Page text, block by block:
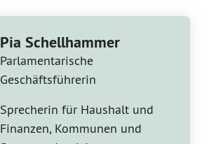
Pia Schellhammer
Parlamentarische
Geschäftsführerin
Sprecherin für Haushalt und
Finanzen, Kommunen und